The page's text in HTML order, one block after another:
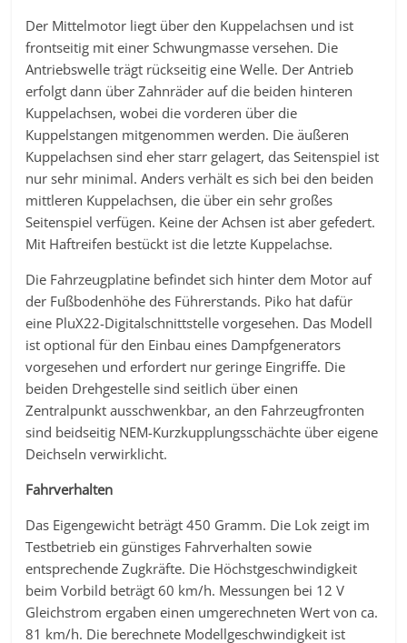
Der Mittelmotor liegt über den Kuppelachsen und ist
frontseitig mit einer Schwungmasse versehen. Die
Antriebswelle trägt rückseitig eine Welle. Der Antrieb
erfolgt dann über Zahnräder auf die beiden hinteren
Kuppelachsen, wobei die vorderen über die
Kuppelstangen mitgenommen werden. Die äußeren
Kuppelachsen sind eher starr gelagert, das Seitenspiel ist
nur sehr minimal. Anders verhält es sich bei den beiden
mittleren Kuppelachsen, die über ein sehr großes
Seitenspiel verfügen. Keine der Achsen ist aber gefedert.
Mit Haftreifen bestückt ist die letzte Kuppelachse.
Die Fahrzeugplatine befindet sich hinter dem Motor auf
der Fußbodenhöhe des Führerstands. Piko hat dafür
eine PluX22-Digitalschnittstelle vorgesehen. Das Modell
ist optional für den Einbau eines Dampfgenerators
vorgesehen und erfordert nur geringe Eingriffe. Die
beiden Drehgestelle sind seitlich über einen
Zentralpunkt ausschwenkbar, an den Fahrzeugfronten
sind beidseitig NEM-Kurzkupplungsschächte über eigene
Deichseln verwirklicht.
Fahrverhalten
Das Eigengewicht beträgt 450 Gramm. Die Lok zeigt im
Testbetrieb ein günstiges Fahrverhalten sowie
entsprechende Zugkräfte. Die Höchstgeschwindigkeit
beim Vorbild beträgt 60 km/h. Messungen bei 12 V
Gleichstrom ergaben einen umgerechneten Wert von ca.
81 km/h. Die berechnete Modellgeschwindigkeit ist